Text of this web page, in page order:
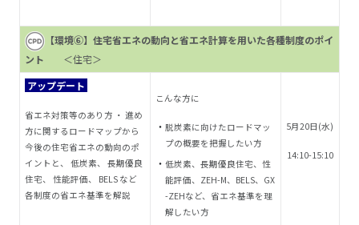
【環境⑥】住宅省エネの動向と省エネ計算を用いた各種制度のポイ
ント ＜住宅＞
アップデート
省エネ対策等のあり方 ・ 進め
方に関するロードマップから
今後の住宅省エネの動向のポ
イントと、 低炭素、 長期優良
住宅、 性能評価、 BELS など
各制度の省エネ基準を解説
こんな方に
脱炭素に向けたロードマッ
プの概要を把握したい方
低炭素、長期優良住宅、性
能評価、ZEH-M、BELS、GX
-ZEHなど、省エネ基準を理
解したい方
5月20日(水)
14:10-15:10